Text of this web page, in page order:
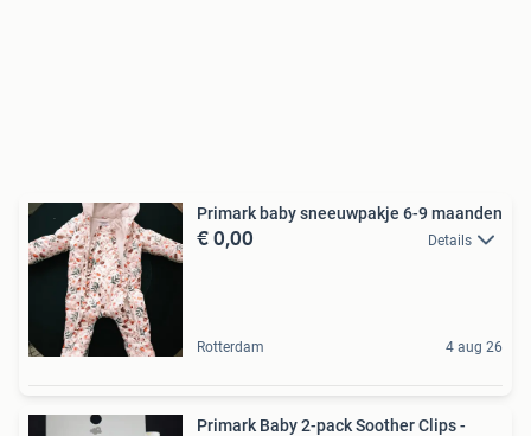
Primark baby sneeuwpakje 6-9 maanden
€ 0,00 Details
Rotterdam 4 aug 26
Primark Baby 2-pack Soother Clips -